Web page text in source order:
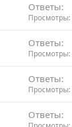
Ответы
Просмотры
Ответы
Просмотры
Ответы
Просмотры
Ответы